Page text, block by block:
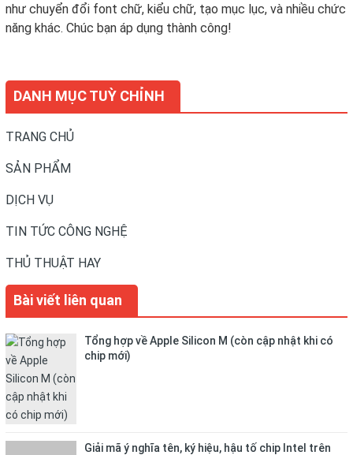
DANH MỤC TUỲ CHỈNH
TRANG CHỦ
SẢN PHẨM
DỊCH VỤ
TIN TỨC CÔNG NGHỆ
THỦ THUẬT HAY
Bài viết liên quan
Tổng hợp về Apple Silicon M (còn cập nhật khi có
chip mới)
Giải mã ý nghĩa tên, ký hiệu, hậu tố chip Intel trên
như chuyển đổi font chữ, kiểu chữ, tạo mục lục, và nhiều chức
năng khác. Chúc bạn áp dụng thành công!